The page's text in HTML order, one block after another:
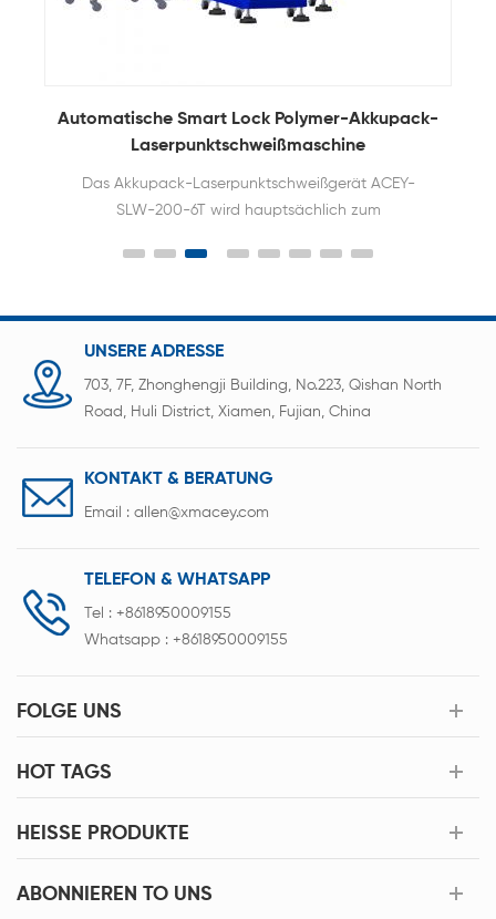
Automatische Smart Lock Polymer-Akkupack-
Laserpunktschweißmaschine
Das Akkupack-Laserpunktschweißgerät ACEY-
SLW-200-6T wird hauptsächlich zum
Leiterplatten und Akkulaschen in Reihen- und
Laptops, Smart Locks usw. verwendet.
UNSERE ADRESSE
703, 7F, Zhonghengji Building, No.223, Qishan North
Road, Huli District, Xiamen, Fujian, China
KONTAKT & BERATUNG
Email : allen@xmacey.com
TELEFON & WHATSAPP
Tel : +8618950009155
Whatsapp : +8618950009155
FOLGE UNS
HOT TAGS
HEISSE PRODUKTE
ABONNIEREN TO UNS